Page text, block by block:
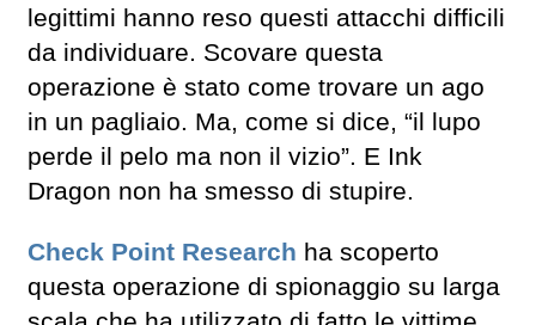
legittimi hanno reso questi attacchi difficili
da individuare. Scovare questa
operazione è stato come trovare un ago
in un pagliaio. Ma, come si dice, “il lupo
perde il pelo ma non il vizio”. E Ink
Dragon non ha smesso di stupire.
Check Point Research ha scoperto
questa operazione di spionaggio su larga